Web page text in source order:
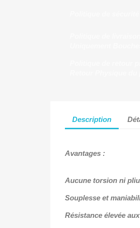
Description
Avantages :
Aucune torsion ni
Souplesse et
Résistance élevée